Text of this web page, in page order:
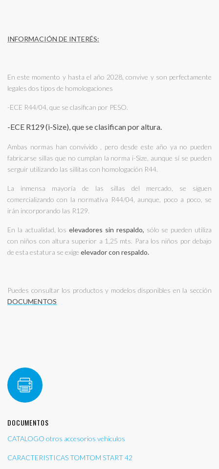
INFORMACIÓN DE INTERÉS:
En este momento y hasta el año 2028, convive y son perfectamente
legales dos tipos de homologaciones
-ECE R44/04, que se clasifican por PESO.
-ECE R129 (i-Size), que se clasifican por altura.
Ambas normas han convivido , pero desde este año ya no pueden
fabricarse sillas que no cumplan la norma i-Size, aunque sí se pueden
serguir utilizando las sillitas con homologación R44.
La inmensa mayoría de las sillas del mercado, se siguen
comercializando con la normativa R44/04, aunque, poco a poco, se
irán incorporando las R129.
En la actualidad, loselevadores sin respaldo, sólo se pueden utiliza
con niños con altura superior a 1,25 mts. Para los niños por debajo
de esta estatura se exige elevador con respaldo.
Puedes consultar los productos y modelos disponibles en la sección
DOCUMENTOS
DOCUMENTOS
CATALOGO otros accesorios vehiculos
CARACTERISTICAS TOMTOM START 42